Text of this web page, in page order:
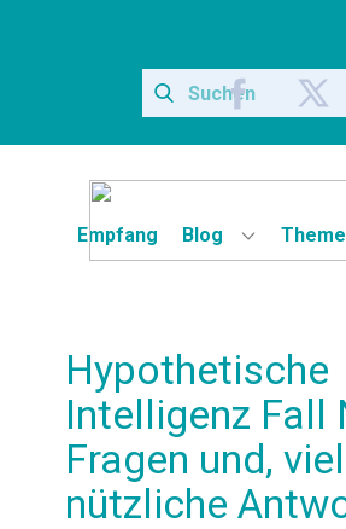
Empfang Blog
Hypothetische
Intelligenz Fall
Fragen und,
nützliche